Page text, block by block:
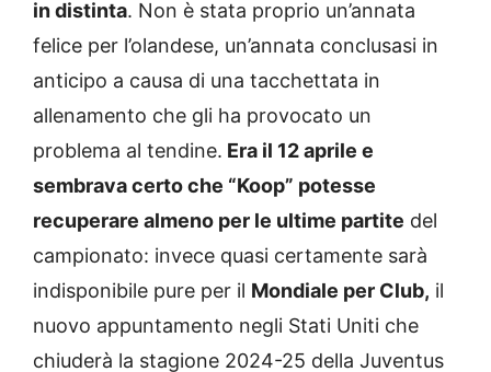
in distinta. Non è stata proprio un’annata
felice per l’olandese, un’annata conclusasi in
anticipo a causa di una tacchettata in
allenamento che gli ha provocato un
problema al tendine. Era il 12 aprile e
sembrava certo che “Koop” potesse
recuperare almeno per le ultime partite del
campionato: invece quasi certamente sarà
indisponibile pure per il Mondiale per Club, il
nuovo appuntamento negli Stati Uniti che
chiuderà la stagione 2024-25 della Juventus